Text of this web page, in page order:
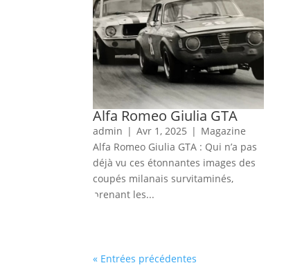
Alfa Romeo Giulia GTA
admin | Avr 1, 2025 | Magazine
Alfa Romeo Giulia GTA : Qui n’a pas
déjà vu ces étonnantes images des
coupés milanais survitaminés,
prenant les...
« Entrées précédentes